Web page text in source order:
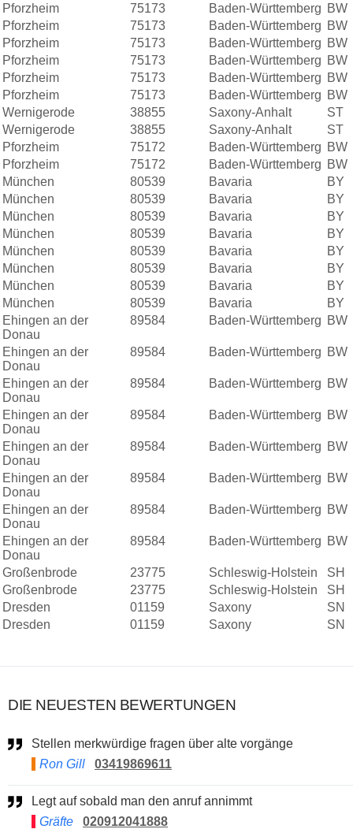
Pforzheim 75173 Baden-Württemberg BW
Pforzheim
75173 Baden-Württemberg BW
Pforzheim
75173 Baden-Württemberg BW
Pforzheim
75173 Baden-Württemberg BW
Pforzheim
75173 Baden-Württemberg BW
Pforzheim
75173 Baden-Württemberg BW
Wernigerode
38855 Saxony-Anhalt
ST
Wernigerode
38855 Saxony-Anhalt
ST
Pforzheim
75172 Baden-Württemberg BW
Pforzheim
75172 Baden-Württemberg BW
München
80539 Bavaria
BY
München
80539 Bavaria
BY
München
80539 Bavaria
BY
München
80539 Bavaria
BY
München
80539 Bavaria
BY
München
80539 Bavaria
BY
München
80539 Bavaria
BY
München
80539 Bavaria
BY
Ehingen an der
Donau
89584 Baden-Württemberg BW
Ehingen an der
Donau
89584 Baden-Württemberg BW
Ehingen an der
Donau
89584 Baden-Württemberg BW
Ehingen an der
Donau
89584 Baden-Württemberg BW
Ehingen an der
Donau
89584 Baden-Württemberg BW
Ehingen an der
Donau
89584 Baden-Württemberg BW
Ehingen an der
Donau
89584 Baden-Württemberg BW
Ehingen an der
Donau
89584 Baden-Württemberg BW
Großenbrode 23775 Schleswig-Holstein
SH
Großenbrode
23775 Schleswig-Holstein
SH
Dresden
01159 Saxony
SN
Dresden
01159 Saxony SN
DIE NEUESTEN BEWERTUNGEN
Stellen merkwürdige fragen über alte vorgänge
Ron Gill
03419869611
Legt auf sobald man den anruf annimmt
Gräfte
020912041888